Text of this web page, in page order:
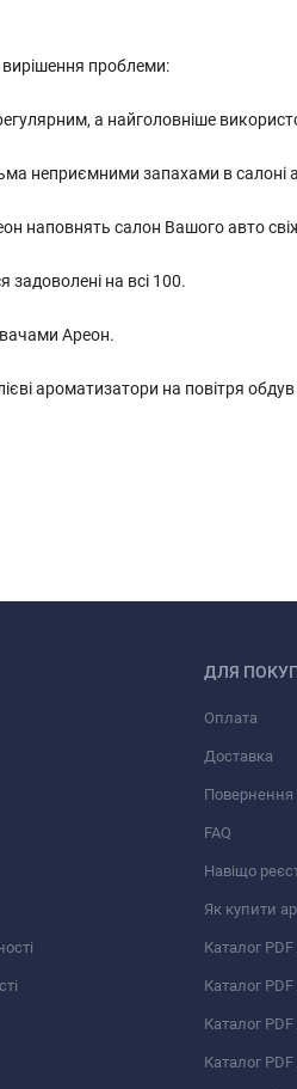
вирішення проблеми:
а найголовніше
неприємними запахами в салоні
наповнять салон Вашого авто
на всі 100.
Ареон.
ароматизатори на повітря
ДЛЯ
Оплата
Доставка
Повернення
FAQ
Навіщо
Як купити
Каталог
Каталог
Каталог
Каталог